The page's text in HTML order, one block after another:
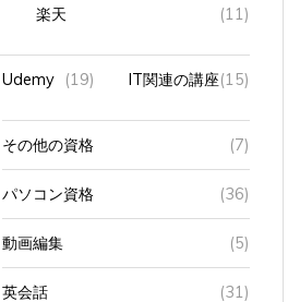
Udemy (19) IT関連の講座(15)
その他の資格 (7)
パソコン資格 (36)
動画編集 (5)
英会話 (31)